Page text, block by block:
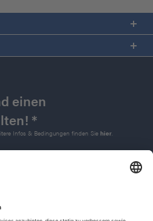
einen
*
Infos & Bedingungen finden Sie hier.